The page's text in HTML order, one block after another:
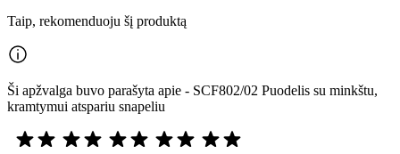
Taip, rekomenduoju šį produktą
Ši apžvalga buvo parašyta apie - SCF802/02 Puodelis su minkštu,
kramtymui atspariu snapeliu